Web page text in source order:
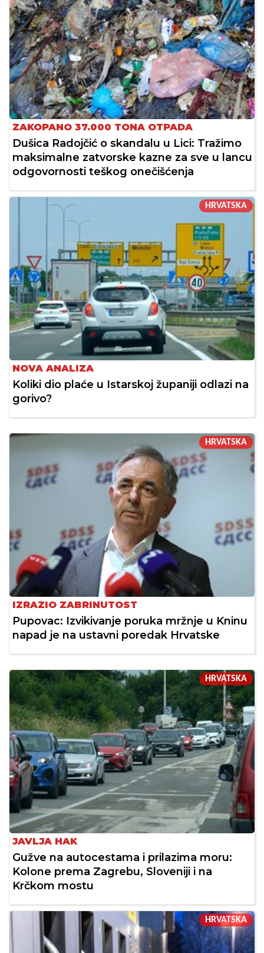
ZAKOPANO 37.000 TONA OTPADA
Dušica Radojčić o skandalu u Lici: Tražimo
maksimalne zatvorske kazne za sve u lancu
odgovornosti teškog onečišćenja
HRVATSKA
NOVA ANALIZA
Koliki dio plaće u Istarskoj županiji odlazi na
gorivo?
HRVATSKA
IZRAZIO ZABRINUTOST
Pupovac: Izvikivanje poruka mržnje u Kninu
napad je na ustavni poredak Hrvatske
HRVATSKA
JAVLJA HAK
Gužve na autocestama i prilazima moru:
Kolone prema Zagrebu, Sloveniji i na
Krčkom mostu
HRVATSKA